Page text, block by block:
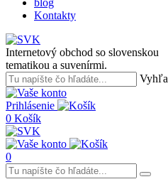
blog
Kontakty
Internetový obchod so slovenskou
tematikou a suvenírmi.
Prihlásenie
0 Košík
0